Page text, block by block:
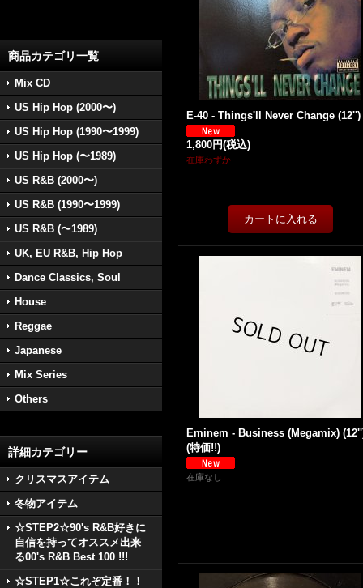
商品カテゴリ一覧
Mix CD
US Hip Hop (2000〜)
US Hip Hop (1990〜1999)
US Hip Hop (〜1989)
US R&B (2000〜)
US R&B (1990〜1999)
US R&B (〜1989)
UK, EU R&B, Hip Hop
Dance Classics, Soul
House
Reggae
Japanese
Mix Series
Others
詳細カテゴリー
クリスマスアイテム
冬物アイテム
☆STEP2☆90's R&B好きに
自信を持ってオススメ出来
る00's R&B Best 100 !!!
☆STEP1☆これぞ定番！！
E-40 - Things'll Never Change (12'')
1,800円(税込)
在庫わずか
Eminem - Business (Megamix)
(特価!!)
在庫なし